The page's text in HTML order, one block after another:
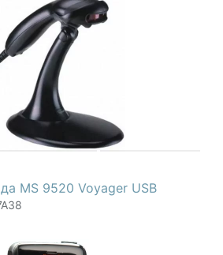
MS 9520 Voyager USB